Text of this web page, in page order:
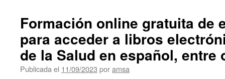
Formación online gratuita de
para acceder a libros
de la Salud en español, entre
Publicada el 11/09/2023 poramsa